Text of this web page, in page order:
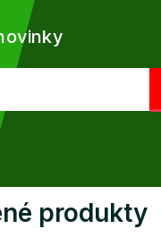
produkty